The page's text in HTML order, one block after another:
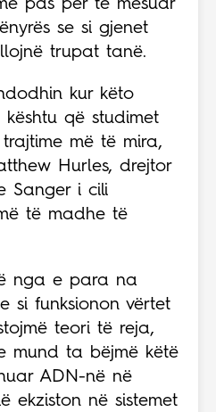
pas për të mësuar
se si gjenet
trupat tanë.
kur këto
kështu që studimet
më të mira,
Hurles, drejtor
Sanger i cili
të madhe të
nga e para na
si funksionon vërtet
teori të reja,
mund ta bëjmë këtë
ADN-në në
ekziston në sistemet